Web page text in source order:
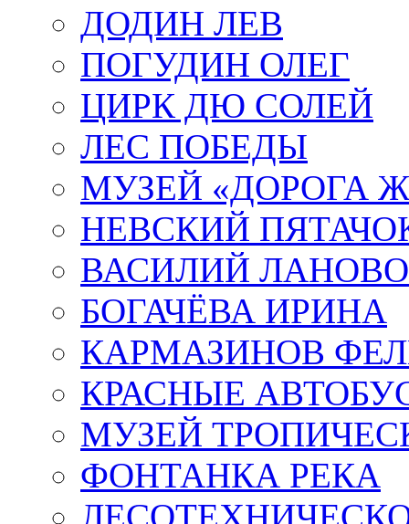
ДОДИН ЛЕВ
ПОГУДИН ОЛЕГ
ЦИРК ДЮ СОЛЕЙ
ЛЕС ПОБЕДЫ
МУЗЕЙ «ДОРОГА
НЕВСКИЙ
ВАСИЛИЙ
БОГАЧЁВА ИРИНА
КАРМАЗИНОВ
КРАСНЫЕ
МУЗЕЙ
ФОНТАНКА РЕКА